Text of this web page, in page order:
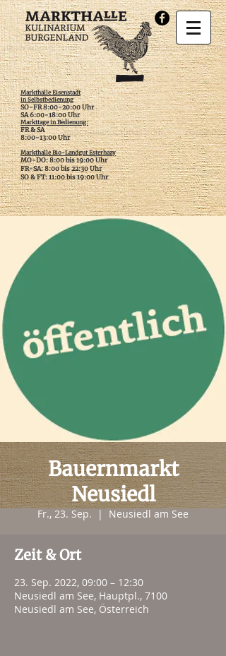
Markthalle Eisenstadt
in Selbstbedienung
SO-FR 8:00-20:00 Uhr
SA 6:00-18:00 Uhr
Markttage in Bedienung:
FR & SA
​8:00-13:00 Uhr
Markthalle Bio-Landgut Esterhazy
MO-DO: 8:00 bis 19:00 Uhr
FR-SA: 8:00 bis 22:30 Uhr
SO & FT: 11:00 bis 19:00 Uhr
Bauernmarkt
Neusiedl
Fr., 23. Sep.
  |
Neusiedl am See
Zeit & Ort
23. Sep. 2022, 09:00 – 12:30
Neusiedl am See, Hauptpl., 7100
Neusiedl am See, Österreich